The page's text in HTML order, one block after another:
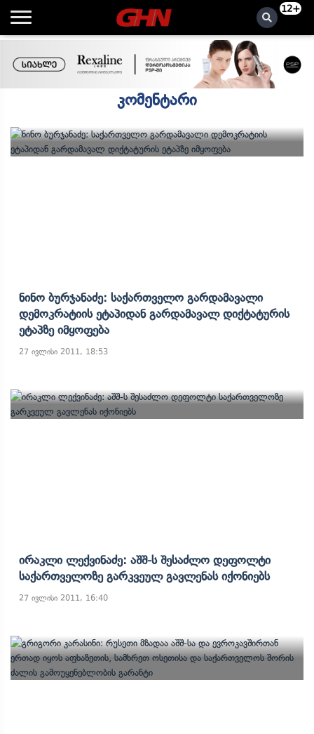
12+
კომენტარი
Ნინო Ბურჯანაძე: Საქართველო Გარდამავალი
Დემოკრატიის Ეტაპიდან Გარდამავალ Დიქტატურის
Ეტაპზე Იმყოფება
27 ივლისი 2011, 18:53
Ირაკლი Ლექვინაძე: Აშშ-Ს Შესაძლო Დეფოლტი
Საქართველოზე Გარკვეულ Გავლენას Იქონიებს
27 ივლისი 2011, 16:40